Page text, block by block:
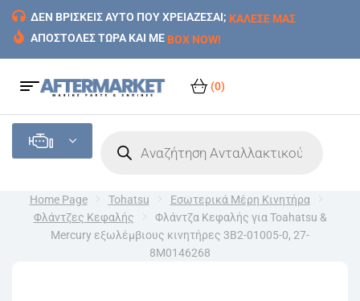
ΔΕΝ ΒΡΙΣΚΕΙΣ ΑΥΤΟ ΠΟΥ ΧΡΕΙΑΖΕΣΑΙ; ΚΑΛΕΣΕ ΜΑΣ
ΑΠΟΣΤΟΛΕΣ ΤΩΡΑ ΚΑΙ ΜΕ BOX NOW!
(0)
Home Page Tohatsu
Εσωτερικά Mέρη Kινητήρα
Φλάντζες Κεφαλής
Φλάντζα Κεφαλής για Toahatsu &
Mercury εξωλέμβιους κινητήρες 3B2-01005-0, 27-
8M0146268